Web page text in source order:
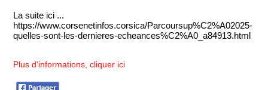
La suite ici ...
https://www.corsenetinfos.corsica/Parcoursup%C2%A02025-
quelles-sont-les-dernieres-echeances%C2%A0_a84913.html
Plus d'informations, cliquer ici